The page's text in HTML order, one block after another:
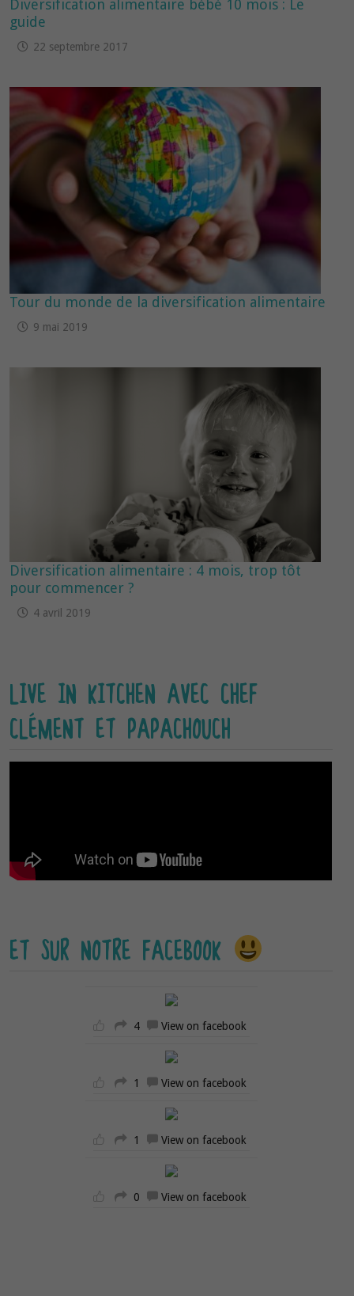
Diversification alimentaire bébé 10 mois : Le
guide
22 septembre 2017
Tour du monde de la diversification alimentaire
9 mai 2019
Diversification alimentaire : 4 mois, trop tôt
pour commencer ?
4 avril 2019
LIVE IN KITCHEN AVEC CHEF
CLÉMENT ET PAPACHOUCH
ET SUR NOTRE FACEBOOK
4 View on facebook
1 View on facebook
1 View on facebook
0 View on facebook